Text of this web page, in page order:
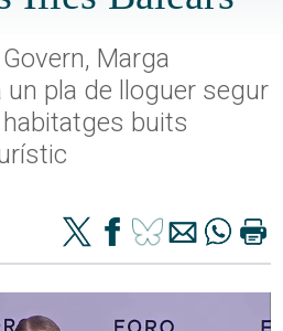
Marga
un pla de lloguer segur
buits